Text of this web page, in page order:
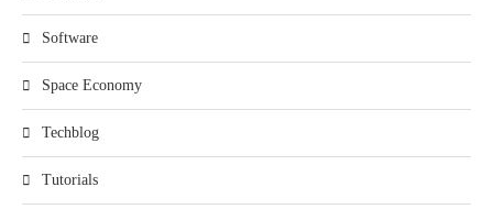
Software
Space Economy
Techblog
Tutorials